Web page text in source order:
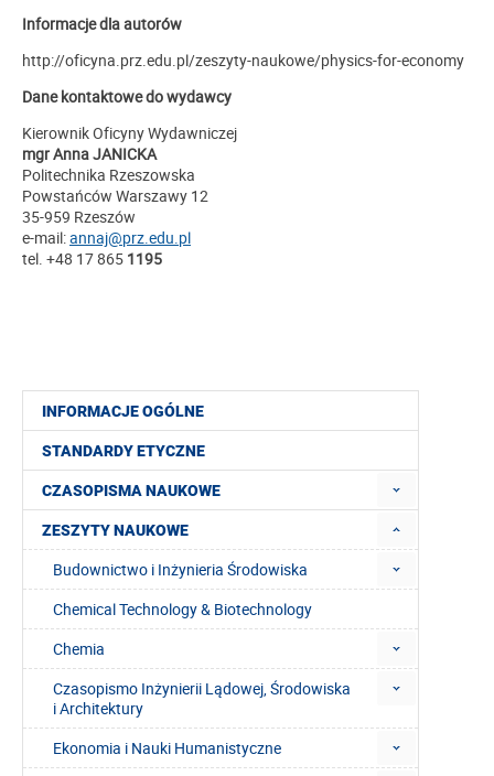
INFORMACJE OGÓLNE
STANDARDY ETYCZNE
CZASOPISMA NAUKOWE
ZESZYTY NAUKOWE
Budownictwo i Inżynieria Środowiska
Chemical Technology & Biotechnology
Chemia
Czasopismo Inżynierii Lądowej, Środowiska
i Architektury
Ekonomia i Nauki Humanistyczne
Informacje dla autorów
http://oficyna.prz.edu.pl/zeszyty-naukowe/physics-for-economy
Dane kontaktowe do wydawcy
Kierownik Oficyny Wydawniczej
mgr Anna JANICKA
Politechnika Rzeszowska
Powstańców Warszawy 12
35-959 Rzeszów
e-mail:annaj@prz.edu.pl
tel. +48 17 865 1195